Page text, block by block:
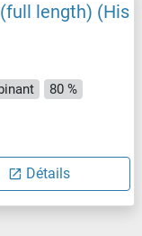
length) (His
80 %
Détails